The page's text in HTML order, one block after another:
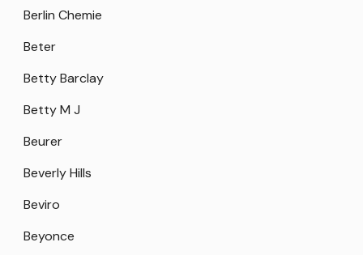
Berlin Chemie
Beter
Betty Barclay
Betty M J
Beurer
Beverly Hills
Beviro
Beyonce